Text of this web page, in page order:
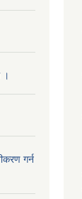
।
गर्न